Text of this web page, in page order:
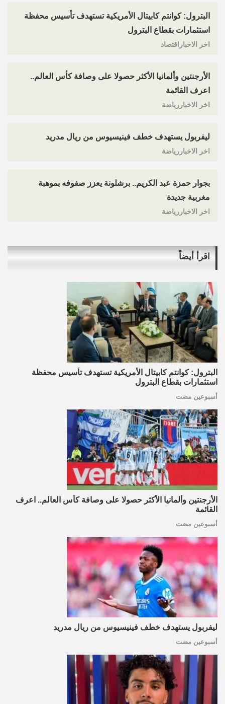
البترول: كوانتم كابيتال الأمريكية تستهدف تأسيس محفظة
استثمارات بقطاع البترول
اخر الاخباراقتصاد
الأرجنتين وألمانيا الأكثر حصولا على وصافة كأس العالم..
اعرف القائمة
اخر الاخباررياضة
ليفربول يستهدف خطف فينيسيوس من ريال مدريد
اخر الاخباررياضة
بجوار حمزة عبد الكريم.. برشلونة يعزز صفوفه بموهبة
مغربية جديدة
اخر الاخباررياضة
اقرأ أيضاً
البترول: كوانتم كابيتال الأمريكية تستهدف تأسيس محفظة
استثمارات بقطاع البترول
أسبوعين مضت
الأرجنتين وألمانيا الأكثر حصولا على وصافة كأس العالم.. اعرف
القائمة
أسبوعين مضت
ليفربول يستهدف خطف فينيسيوس من ريال مدريد
أسبوعين مضت